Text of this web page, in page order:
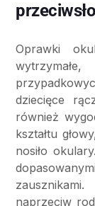
Oprawki
dziecięce
również
kształtu
nosiło
naprzeciw